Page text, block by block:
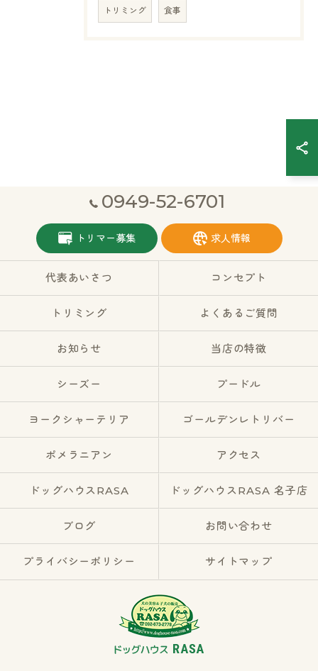
トリミング 食事
0949-52-6701
トリマー募集 求人情報
代表あいさつ コンセプト
トリミング よくあるご質問
お知らせ 当店の特徴
シーズー プードル
ヨークシャーテリア ゴールデンレトリバー
ポメラニアン アクセス
ドッグハウスRASA ドッグハウスRASA 名子店
ブログ お問い合わせ
プライバシーポリシー サイトマップ